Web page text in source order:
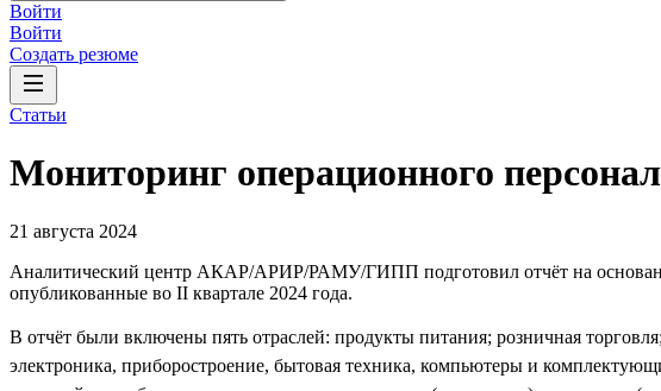
Войти
Войти
Создать резюме
Статьи
Мониторинг операционного
21 августа 2024
Аналитический центр АКАР/АРИР/РАМУ/ГИПП подготовил отчёт на
опубликованные во II квартале 2024 года.
В отчёт были включены пять отраслей: продукты питания; розничная
электроника, приборостроение, бытовая техника, компьютеры и